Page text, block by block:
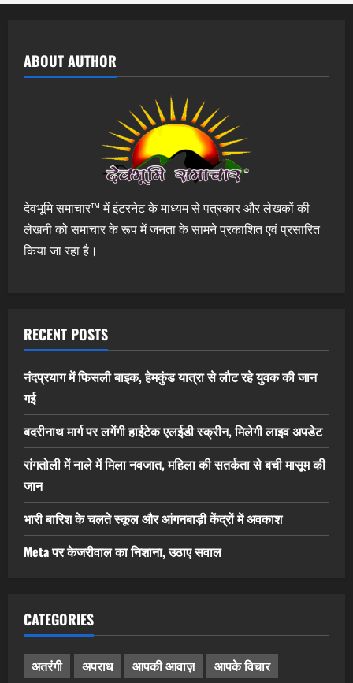
ABOUT AUTHOR
देवभूमि समाचार™ में इंटरनेट के माध्यम से पत्रकार और लेखकों की
लेखनी को समाचार के रूप में जनता के सामने प्रकाशित एवं प्रसारित
किया जा रहा है।
RECENT POSTS
नंदप्रयाग में फिसली बाइक, हेमकुंड यात्रा से लौट रहे युवक की जान
गई
बदरीनाथ मार्ग पर लगेंगी हाईटेक एलईडी स्क्रीन, मिलेगी लाइव अपडेट
रांगतोली में नाले में मिला नवजात, महिला की सतर्कता से बची मासूम की
जान
भारी बारिश के चलते स्कूल और आंगनबाड़ी केंद्रों में अवकाश
Meta पर केजरीवाल का निशाना, उठाए सवाल
CATEGORIES
अतरंगी अपराध आपकी आवाज़ आपके विचार